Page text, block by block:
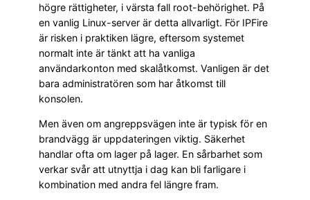
högre rättigheter, i värsta fall root-behörighet. På
en vanlig Linux-server är detta allvarligt. För IPFire
är risken i praktiken lägre, eftersom systemet
normalt inte är tänkt att ha vanliga
användarkonton med skalåtkomst. Vanligen är det
bara administratören som har åtkomst till
konsolen.
Men även om angreppsvägen inte är typisk för en
brandvägg är uppdateringen viktig. Säkerhet
handlar ofta om lager på lager. En sårbarhet som
verkar svår att utnyttja i dag kan bli farligare i
kombination med andra fel längre fram.